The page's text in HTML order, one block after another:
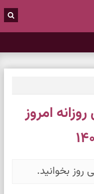
امروز
روز بخوانید.